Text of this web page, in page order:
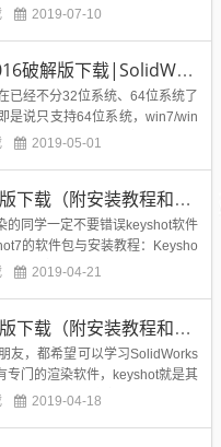
家需要先安装迅雷软件，然后双
2019-07-10
SolidWorks2016破解版下载|SolidWorks2016 sp5.0中文破解版下载（附序列号）
已经不分32位系统、64位系统了
是说只支持64位系统，win7/win
才能装，官方推荐入门电脑配置
2019-05-01
keyshot7破解版下载（附安装教程和破解方法）
的同学一定不要错误keyshot软件
的软件包与安装教程：Keysho
3D渲染和动画制作软件。KeySh
2019-04-21
keyshot8破解版下载（附安装教程和破解方法）
友，都希望可以学习SolidWorks
专门的渲染软件，keyshot就是其
单的颜色材质渲染就用SolidWor
2019-04-18